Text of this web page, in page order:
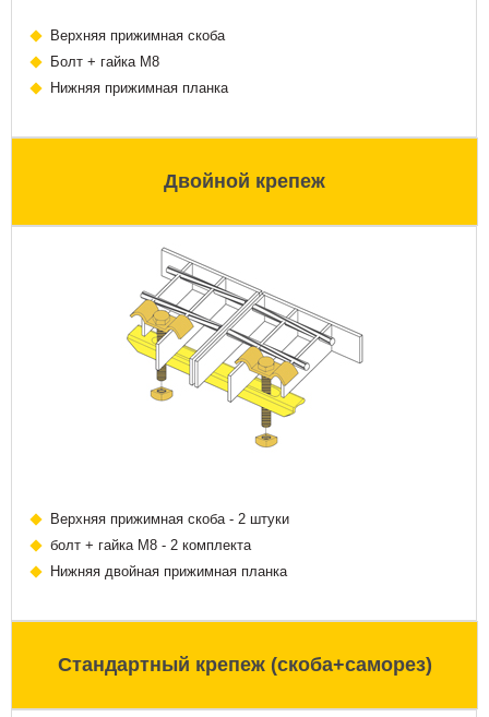
Верхняя прижимная скоба
Болт + гайка М8
Нижняя прижимная планка
Двойной крепеж
Верхняя прижимная скоба - 2 штуки
болт + гайка М8 - 2 комплекта
Нижняя двойная прижимная планка
Стандартный крепеж (скоба+саморез)